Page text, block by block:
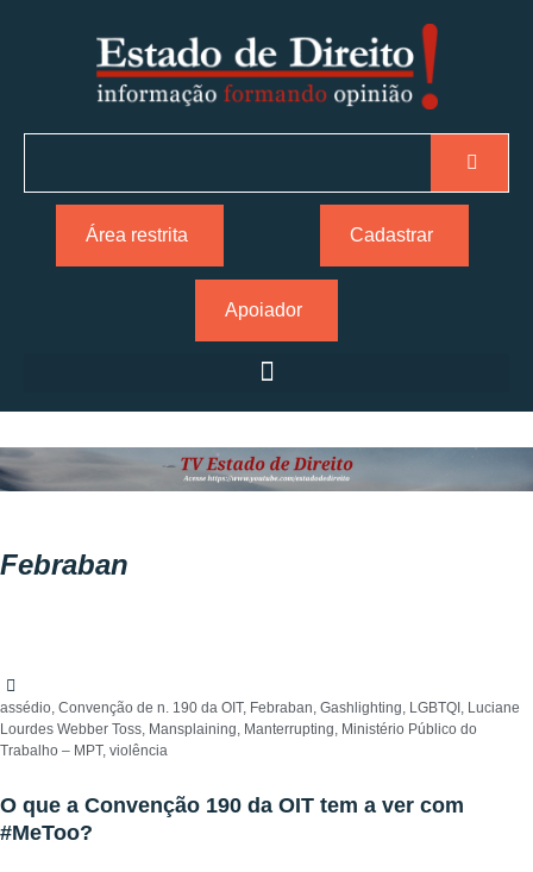
Área restrita Cadastrar
Apoiador
Febraban
assédio, Convenção de n. 190 da OIT, Febraban, Gashlighting, LGBTQI , Luciane
Lourdes Webber Toss, Mansplaining, Manterrupting, Ministério Público do
Trabalho – MPT, violência
O que a Convenção 190 da OIT tem a ver com
#MeToo?